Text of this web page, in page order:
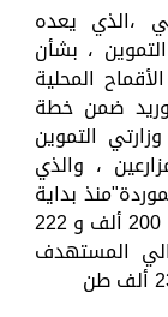
،الذي يعده
، بشأن
المحلية
ضمن خطة
التموين
، والذي
بداية
الموسم وحتى صباح اليوم" قد وصلت إلى 200 ألف و 222
المستهدف